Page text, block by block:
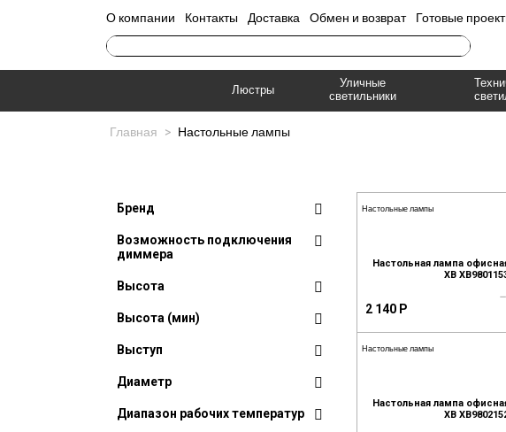
О компании Контакты Доставка Обмен и возврат Готовые
Люстры
Уличные
светильники
Главная > Настольные лампы
Бренд
Возможность подключения
диммера
Высота
Высота (мин)
Выступ
Диаметр
Диапазон рабочих температур
Настольные лампы
Настольная лампа
XB
2 140 Р
−
Настольные лампы
Настольная лампа
XB